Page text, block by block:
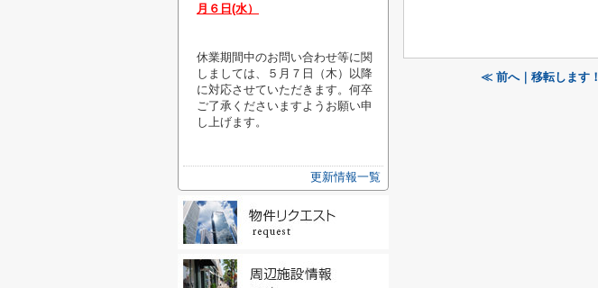
≪ 前へ｜移転します！
月６ 日(水）
休業期間中のお問い合わせ等に関
しましては、
５月７日（木）以降
に対応させていただきます。 何卒
ご了承くださいますようお願い申
し上げます。
更新情報一覧